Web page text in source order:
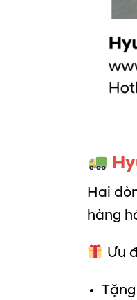
Hai
hàng
Ưu